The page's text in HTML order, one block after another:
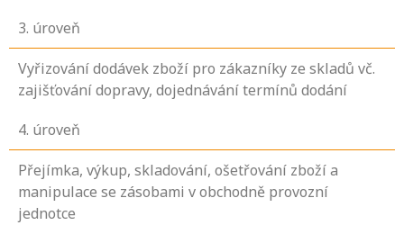
3. úroveň
Vyřizování dodávek zboží pro zákazníky ze skladů vč.
zajišťování dopravy, dojednávání termínů dodání
4. úroveň
Přejímka, výkup, skladování, ošetřování zboží a
manipulace se zásobami v obchodně provozní
jednotce